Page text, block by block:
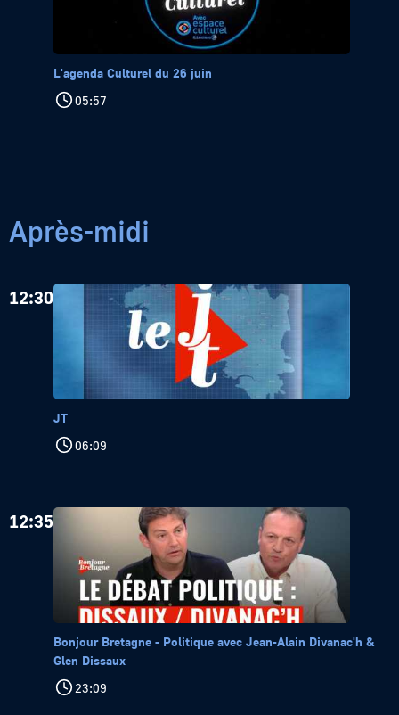
L'agenda Culturel du 26 juin
05:57
Après-midi
12:30
JT
06:09
12:35
Bonjour Bretagne - Politique avec Jean-Alain Divanac'h &
Glen Dissaux
23:09